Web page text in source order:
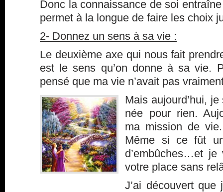
Donc la connaissance de soi
permet à la longue de faire les choix
2- Donnez un sens à sa vie :
Le deuxième axe qui nous fait
est le sens qu’on donne à sa vie.
pensé que ma vie n’avait pas
Mais aujourd’hui,
née pour rien.
ma mission de
Même si ce fût
d’embûches…et
votre place sans
J’ai découvert